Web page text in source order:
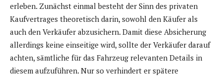
erleben. Zunächst einmal besteht der Sinn des privaten
Kaufvertrages theoretisch darin, sowohl den Käufer als
auch den Verkäufer abzusichern. Damit diese Absicherung
allerdings keine einseitige wird, sollte der Verkäufer darauf
achten, sämtliche für das Fahrzeug relevanten Details in
diesem aufzuführen. Nur so verhindert er spätere